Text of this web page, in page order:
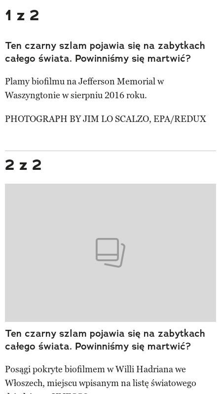
1 z 2
Ten czarny szlam pojawia się na zabytkach
całego świata. Powinniśmy się martwić?
Plamy biofilmu na Jefferson Memorial w
Waszyngtonie w sierpniu 2016 roku.
PHOTOGRAPH BY JIM LO SCALZO, EPA/REDUX
2 z 2
Ten czarny szlam pojawia się na zabytkach
całego świata. Powinniśmy się martwić?
Posągi pokryte biofilmem w Willi Hadriana we
Włoszech, miejscu wpisanym na listę światowego